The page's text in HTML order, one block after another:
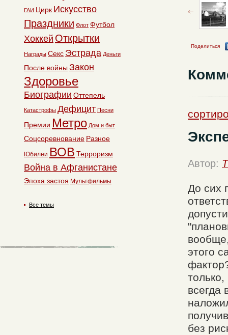
Поделиться
Автор:
До сих
этого
всегда
без
ГАИ Цирк Искусство
Праздники Флот Футбол
Хоккей Открытки
Награды Секс Эстрада Деньги
После войны Закон
Здоровье
Биографии Оттепель
Катастрофы Дефицит Песни
Премии Метро Дом и быт
Соцсоревнование Разное
Юбилеи ВОВ Терроризм
Война в Афганистане
Эпоха застоя Мультфильмы
Все темы